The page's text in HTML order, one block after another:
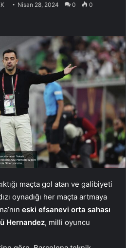
Nisan 28, 2024 0 0
maçta gol atan ve galibiyeti
oynadığı her maçta artmaya
eski efsanevi orta sahası
Hernandez, milli oyuncu